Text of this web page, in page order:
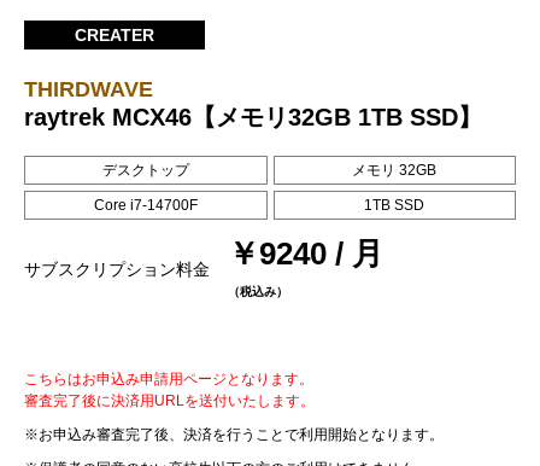
CREATER
THIRDWAVE
raytrek MCX46【メモリ32GB 1TB SSD】
デスクトップ メモリ 32GB
Core i7-14700F 1TB SSD
サブスクリプション料金 ￥9240 / 月
（税込み）
こちらはお申込み申請用ページとなります。
審査完了後に決済用URLを送付いたします。
※お申込み審査完了後、決済を行うことで利用開始となります。